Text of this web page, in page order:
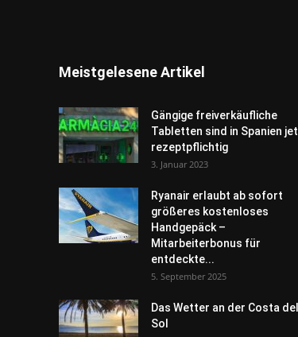
Meistgelesene Artikel
Gängige freiverkäufliche
Tabletten sind in Spanien
rezeptpflichtig
3. Januar 2023
Ryanair erlaubt ab sofort
größeres kostenloses
Handgepäck –
Mitarbeiterbonus für
entdeckte...
5. September 2025
Das Wetter an der Costa del
Sol